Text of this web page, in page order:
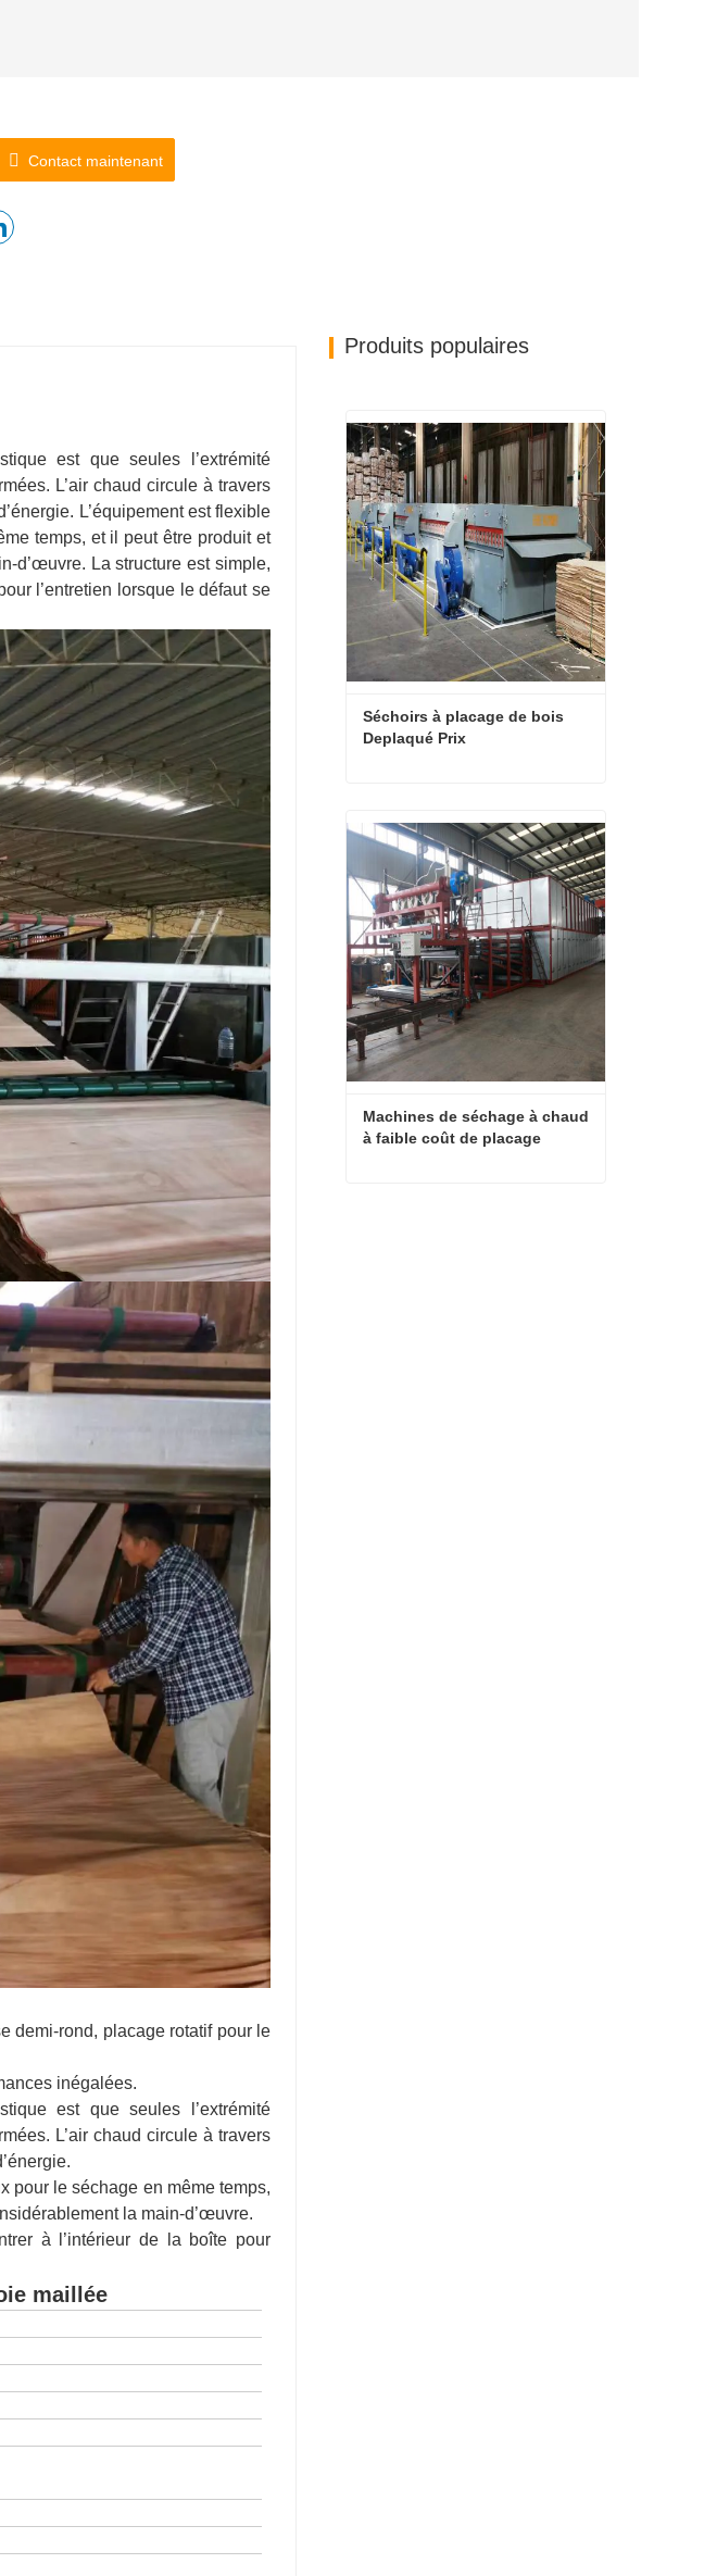
Contact maintenant
est que seules l’extrémité
L’air chaud circule à travers
L’équipement est flexible
temps, et il peut être produit et
d’œuvre. La structure est simple,
l’entretien lorsque le défaut se
demi-rond, placage rotatif pour le
inégalées.
est que seules l’extrémité
L’air chaud circule à travers
pour le séchage en même temps,
la main-d’œuvre.
à l’intérieur de la boîte pour
maillée
Produits populaires
Séchoirs à placage de bois
Deplaqué Prix
Contact maintenant
Machines de séchage à chaud
à faible coût de placage